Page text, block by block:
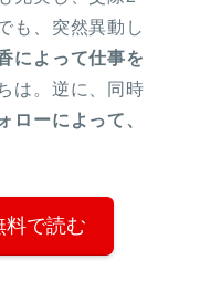
も、突然異動し
によって仕事を
は。逆に、同時
ローによって、
料で読む